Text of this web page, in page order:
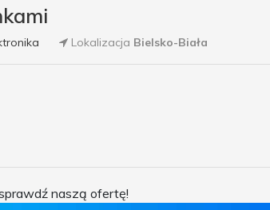
Lokalizacja Bielsko-Biała
naszą ofertę!